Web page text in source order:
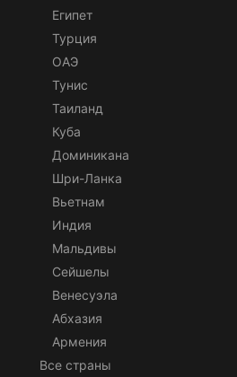
Египет
Турция
ОАЭ
Тунис
Таиланд
Куба
Доминикана
Шри-Ланка
Вьетнам
Индия
Мальдивы
Сейшелы
Венесуэла
Абхазия
Армения
Все страны